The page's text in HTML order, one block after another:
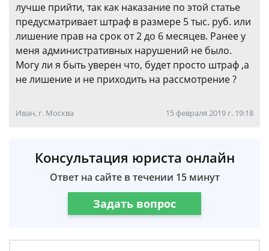
лучше прийти, так как наказание по этой статье
предусматривает штраф в размере 5 тыс. руб. или
лишение прав на срок от 2 до 6 месяцев. Ранее у
меня административных нарушений не было.
Могу ли я быть уверен что, будет просто штраф ,а
не лишение и не приходить на рассмотрение ?
Иван, г. Москва 15 февраля 2019 г. 19:18
Консультация юриста онлайн
Ответ на сайте в течении 15 минут
Задать вопрос